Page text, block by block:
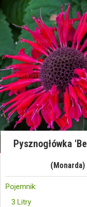
Pysznogłówka
(Monarda)
Pojemnik:
3 Litry